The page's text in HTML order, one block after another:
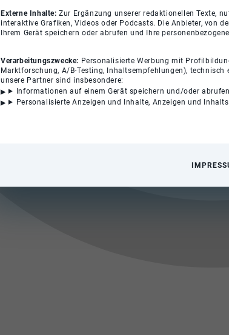
Externe Inhalte:Zur Ergänzung unserer redaktionellen Texte,
interaktive Grafiken, Videos oder Podcasts. Die Anbieter, von
Ihrem Gerät speichern oder abrufen und Ihre
Verarbeitungszwecke: Personalisierte Werbung mit
Marktforschung, A/B-Testing, Inhaltsempfehlungen),
unsere Partner sind insbesondere:
Informationen auf einem Gerät speichern und/oder abrufen
Personalisierte Anzeigen und Inhalte, Anzeigen und